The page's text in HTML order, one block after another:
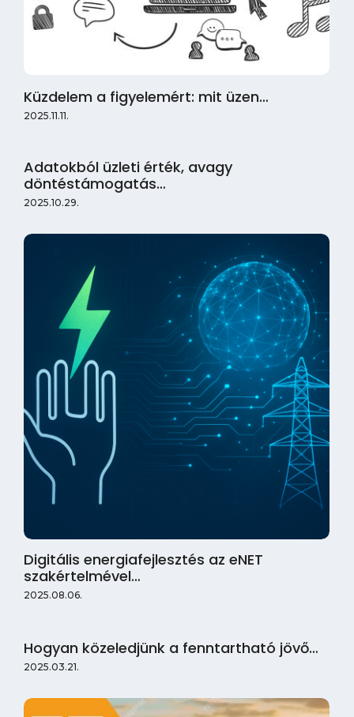
Küzdelem a figyelemért: mit üzen…
2025.11.11.
Adatokból üzleti érték, avagy
döntéstámogatás…
2025.10.29.
Digitális energiafejlesztés az eNET
szakértelmével…
2025.08.06.
Hogyan közeledjünk a fenntartható jövő…
2025.03.21.